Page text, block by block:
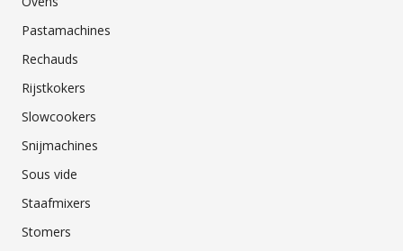
Pastamachines
Rechauds
Rijstkokers
Slowcookers
Snijmachines
Sous vide
Staafmixers
Stomers